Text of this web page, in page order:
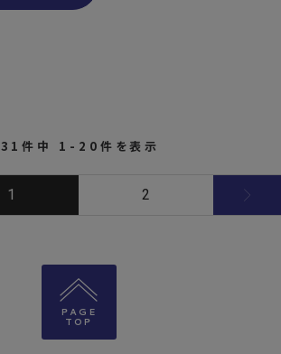
31件中 1-20件を表示
1 2
PAGE
TOP